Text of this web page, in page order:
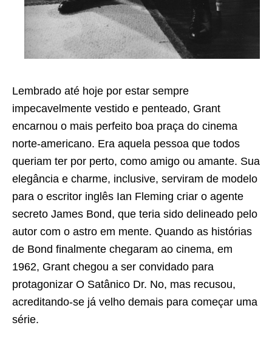
Lembrado até hoje por estar sempre
impecavelmente vestido e penteado, Grant
encarnou o mais perfeito boa praça do cinema
norte-americano. Era aquela pessoa que todos
queriam ter por perto, como amigo ou amante. Sua
elegância e charme, inclusive, serviram de modelo
para o escritor inglês Ian Fleming criar o agente
secreto James Bond, que teria sido delineado pelo
autor com o astro em mente. Quando as histórias
de Bond finalmente chegaram ao cinema, em
1962, Grant chegou a ser convidado para
protagonizar O Satânico Dr. No, mas recusou,
acreditando-se já velho demais para começar uma
série.